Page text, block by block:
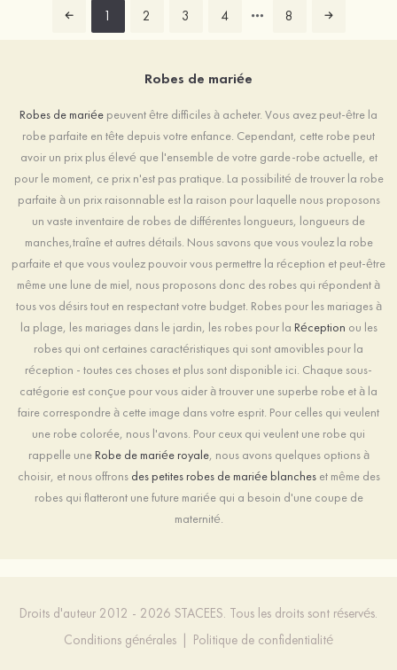
1 2 3 4 8
Robes de mariée
Robes de mariée peuvent être difficiles à acheter. Vous avez peut-être la
robe parfaite en tête depuis votre enfance. Cependant, cette robe peut
avoir un prix plus élevé que l'ensemble de votre garde-robe actuelle, et
pour le moment, ce prix n'est pas pratique. La possibilité de trouver la robe
parfaite à un prix raisonnable est la raison pour laquelle nous proposons
un vaste inventaire de robes de différentes longueurs, longueurs de
manches,traîne et autres détails. Nous savons que vous voulez la robe
parfaite et que vous voulez pouvoir vous permettre la réception et peut-être
même une lune de miel, nous proposons donc des robes qui répondent à
tous vos désirs tout en respectant votre budget. Robes pour les mariages à
la plage, les mariages dans le jardin, les robes pour la Réception ou les
robes qui ont certaines caractéristiques qui sont amovibles pour la
réception - toutes ces choses et plus sont disponible ici. Chaque sous-
catégorie est conçue pour vous aider à trouver une superbe robe et à la
faire correspondre à cette image dans votre esprit. Pour celles qui veulent
une robe colorée, nous l'avons. Pour ceux qui veulent une robe qui
rappelle une Robe de mariée royale, nous avons quelques options à
choisir, et nous offrons des petites robes de mariée blancheset même des
robes qui flatteront une future mariée qui a besoin d'une coupe de
maternité.
Droits d'auteur 2012 - 2026 STACEES. Tous les droits sont réservés.
Conditions générales
Politique de confidentialité